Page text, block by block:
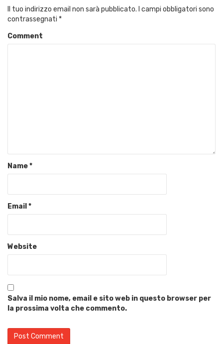
Il tuo indirizzo email non sarà pubblicato. I campi obbligatori sono
contrassegnati *
Comment
Name*
Email *
Website
Salva il mio nome, email e sito web in questo browser per
la prossima volta che commento.